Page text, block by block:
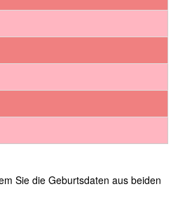
Sie die Geburtsdaten aus beiden